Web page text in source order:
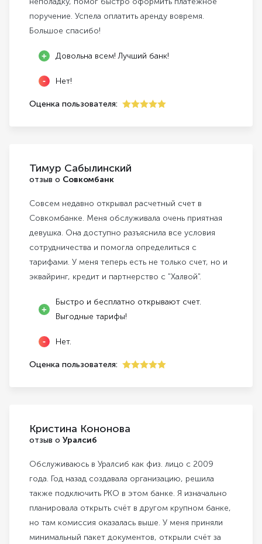
поручение. Успела оплатить аренду вовремя.
Большое спасибо!
Довольна всем! Лучший банк!
Нет!
Оценка пользователя:
Тимур Сабылинский
отзыв о Совкомбанк
Совсем недавно открывал расчетный счет в
Совкомбанке. Меня обслуживала очень приятная
девушка. Она доступно разъяснила все условия
сотрудничества и помогла определиться с
тарифами. У меня теперь есть не только счет, но и
эквайринг, кредит и партнерство с "Халвой".
Быстро и бесплатно открывают счет.
Выгодные тарифы!
Нет.
Оценка пользователя:
Кристина Кононова
отзыв о Уралсиб
Обслуживаюсь в Уралсиб как физ. лицо с 2009
года. Год назад создавала организацию, решила
также подключить РКО в этом банке. Я изначально
планировала открыть счёт в другом крупном банке,
но там комиссия оказалась выше. У меня приняли
минимальный пакет документов, открыли счёт за